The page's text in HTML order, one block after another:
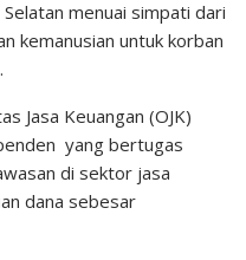
menuai simpati dari
kemanusian untuk korban
Jasa Keuangan (OJK)
yang bertugas
di sektor jasa
dana sebesar